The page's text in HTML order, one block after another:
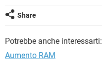
Share
Potrebbe anche interessarti:
Aumento RAM